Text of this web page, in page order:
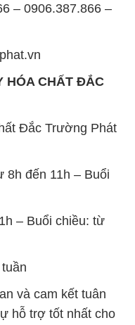
– 0906.387.866 –
HÓA CHẤT ĐẮC
Đắc Trường Phát
8h đến 11h – Buổi
– Buổi chiều: từ
và cam kết tuân
hỗ trợ tốt nhất cho